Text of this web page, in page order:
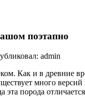
поэтапно
admin
Как и в древние
много
эта порода